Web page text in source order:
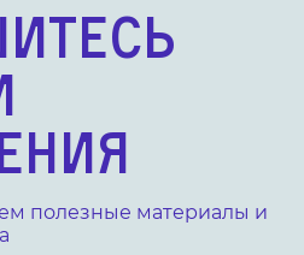
полезные материалы и